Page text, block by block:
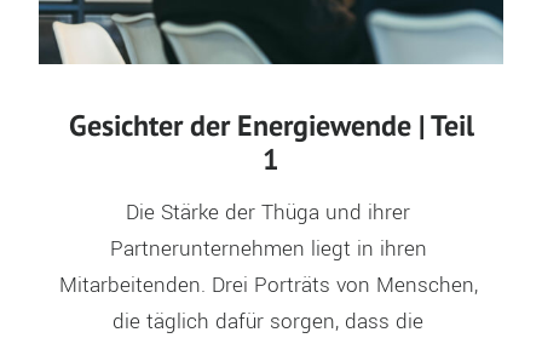
Gesichter der Energiewende | Teil
1
Die Stärke der Thüga und ihrer
Partnerunternehmen liegt in ihren
Mitarbeitenden. Drei Porträts von Menschen,
die täglich dafür sorgen, dass die